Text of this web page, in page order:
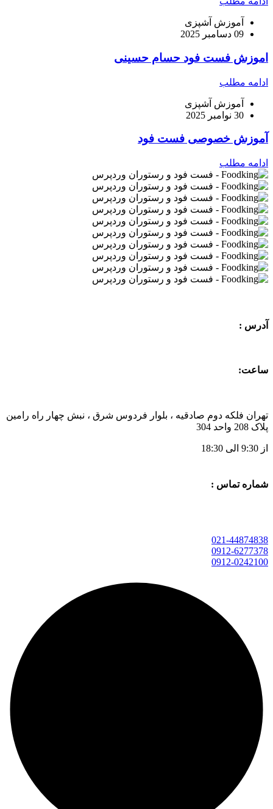
آموزش آشپزی
09 دسامبر 2025
اموزش فست فود حسام حسینی
ادامه مطلب
آموزش آشپزی
30 نوامبر 2025
آموزش خصوصی فست فود
ادامه مطلب
آدرس :
ساعت:
تهران فلکه دوم صادقیه ، بلوار فردوس شرق ، نبش چهار راه رامین
پلاک 208 واحد 304
از 9:30 الی 18:30
شماره تماس :
021-44874838
0912-6277378
0912-0242100